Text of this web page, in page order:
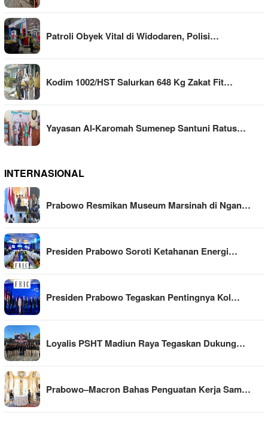
Patroli Obyek Vital di Widodaren, Polisi…
Kodim 1002/HST Salurkan 648 Kg Zakat Fit…
Yayasan Al-Karomah Sumenep Santuni Ratus…
INTERNASIONAL
Prabowo Resmikan Museum Marsinah di Ngan…
Presiden Prabowo Soroti Ketahanan Energi…
Presiden Prabowo Tegaskan Pentingnya Kol…
Loyalis PSHT Madiun Raya Tegaskan Dukung…
Prabowo–Macron Bahas Penguatan Kerja Sam…